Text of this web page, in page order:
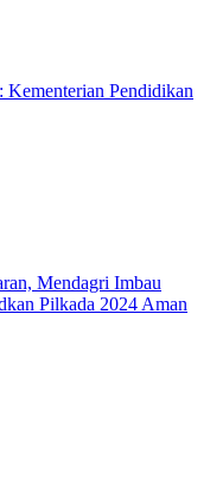
Kementerian Pendidikan
Mendagri Imbau
Pilkada 2024 Aman